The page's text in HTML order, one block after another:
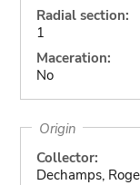
Radial section:
1
Maceration:
No
Origin
Collector:
Dechamps,